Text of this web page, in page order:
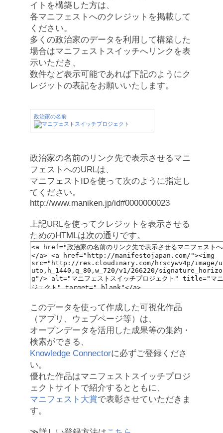
イトを構築した方は、
各マニフェストへのクレジットを掲載して
ください。
多くの政治家のデータを利用して構築した
場合はマニフェストスイッチへリンクを表
示いただき、
数件など表示可能であれば下記のようにク
レジットの表記をお願いいたします。
政治家の名前
政治家の名前のリンク先で表示させるマニ
フェストへのURLは、
マニフェストIDを使って次のように指定し
てください。
http://www.maniken.jp/id#0000000023
上記URLを使ってクレジットを表示させる
ためのHTMLは次の通りです。
このデータを使って作成した可視化作品
（アプリ、ウェブページ等）は、
オープンデータを活用した成果等の集約・
検索ができる、
Knowledge Connectorに必ずご登録くださ
い。
優れた作品はマニフェストスイッチプロジ
ェクトサイトで紹介するとともに、
マニフェスト大賞で表彰させていただきま
す。